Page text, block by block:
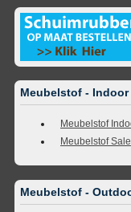
Meubelstof - Indoor
Meubelstof
Meubelstof Sale
Meubelstof -